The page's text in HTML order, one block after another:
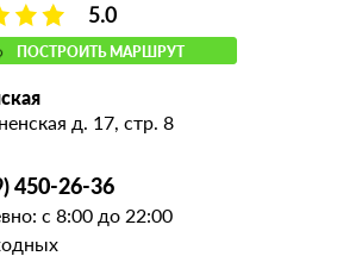
5.0
ПОСТРОИТЬ МАРШРУТ
д. 17, стр. 8
450-26-36
с 8:00 до 22:00